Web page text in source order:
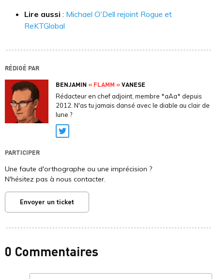
Lire aussi : Michael O'Dell rejoint Rogue et
ReKTGlobal
RÉDIGÉ PAR
BENJAMIN « FLAMM »VANESE
Rédacteur en chef adjoint, membre *aAa* depuis
2012. N'as tu jamais dansé avec le diable au clair de
lune ?
Twitter
PARTICIPER
Une faute d'orthographe ou une imprécision ?
N'hésitez pas à nous contacter.
Envoyer un ticket
0 Commentaires